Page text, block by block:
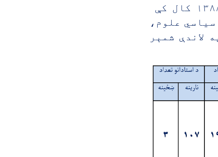
دا مؤسسه په ۱۳۸۸ کال کې
علوم،
لاندې شمېر